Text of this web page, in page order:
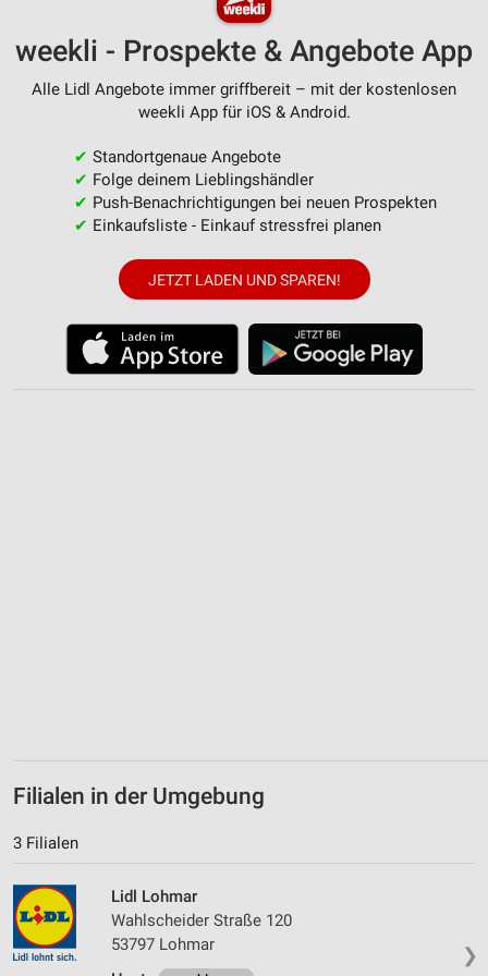
weekli - Prospekte & Angebote App
Alle Lidl Angebote immer griffbereit – mit der kostenlosen
weekli App für iOS & Android.
✔ Standortgenaue Angebote
✔ Folge deinem Lieblingshändler
✔ Push-Benachrichtigungen bei neuen Prospekten
✔ Einkaufsliste - Einkauf stressfrei planen
JETZT LADEN UND SPAREN!
Filialen in der Umgebung
3 Filialen
❯
Lidl Lohmar
Wahlscheider Straße 120
53797 Lohmar
Verwendung von Profilen zur Auswahl
personalisierter Werbung
Erstellung von Profilen zur Personalisierung
Verwendung von Profilen zur Auswahl
personalisierter Inhalte
Messung der Werbeleistung
Messung der Performance von Inhalten
Kombinationen von Daten aus verschiedenen
Quellen
Werbung